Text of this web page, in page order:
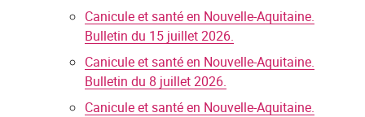
Canicule et santé en Nouvelle-Aquitaine.
Bulletin du 15 juillet 2026.
Canicule et santé en Nouvelle-Aquitaine.
Bulletin du 8 juillet 2026.
Canicule et santé en Nouvelle-Aquitaine.